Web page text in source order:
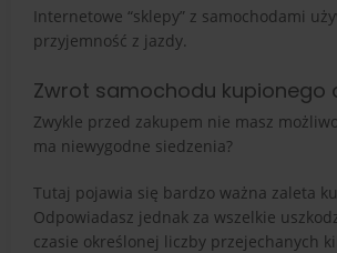
Internetowe “sklepy” z samochodami
przyjemność z jazdy.
Zwrot samochodu kupionego
Zwykle przed zakupem nie masz
ma niewygodne siedzenia?
Tutaj pojawia się bardzo ważna zaleta
Odpowiadasz jednak za wszelkie
czasie określonej liczby przejechanych